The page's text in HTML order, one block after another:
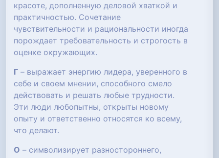
красоте, дополненную деловой хваткой и
практичностью. Сочетание
чувствительности и рациональности иногда
порождает требовательность и строгость в
оценке окружающих.
Г – выражает энергию лидера, уверенного в
себе и своем мнении, способного смело
действовать и решать любые трудности.
Эти люди любопытны, открыты новому
опыту и ответственно относятся ко всему,
что делают.
О – символизирует разностороннего,